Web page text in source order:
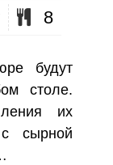
8
будут
столе.
их
сырной